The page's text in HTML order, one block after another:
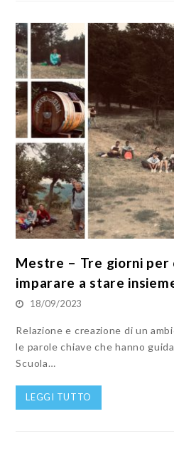
Mestre – Tre giorni per
imparare a stare
18/09/2023
Relazione e creazione di un
le parole chiave che hanno
Scuola…
LEGGI TUTTO